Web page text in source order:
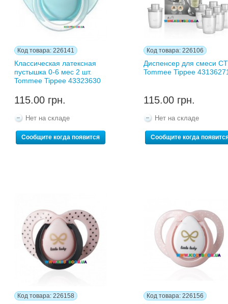
Код товара: 226141
Классическая латексная
пустышка 0-6 мес 2 шт.
Tommee Tippee 43323630
115.00 грн.
Нет на складе
Сообщите когда появится
Код товара: 226106
Диспенсер для смеси
Tommee Tippee
115.00 грн.
Нет на складе
Сообщите когда
Код товара: 226158 Код товара: 226156